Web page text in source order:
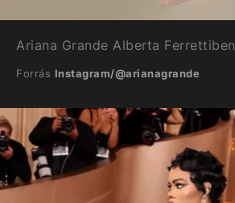
Ariana Grande Alberta Ferrettiben
Forrás Instagram/@arianagrande